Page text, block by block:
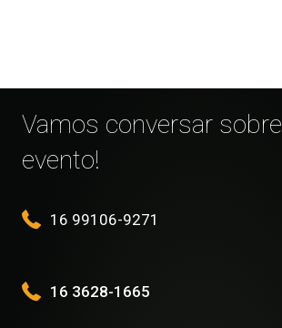
Vamos conversar
evento!
16 99106-9271
16 3628-1665